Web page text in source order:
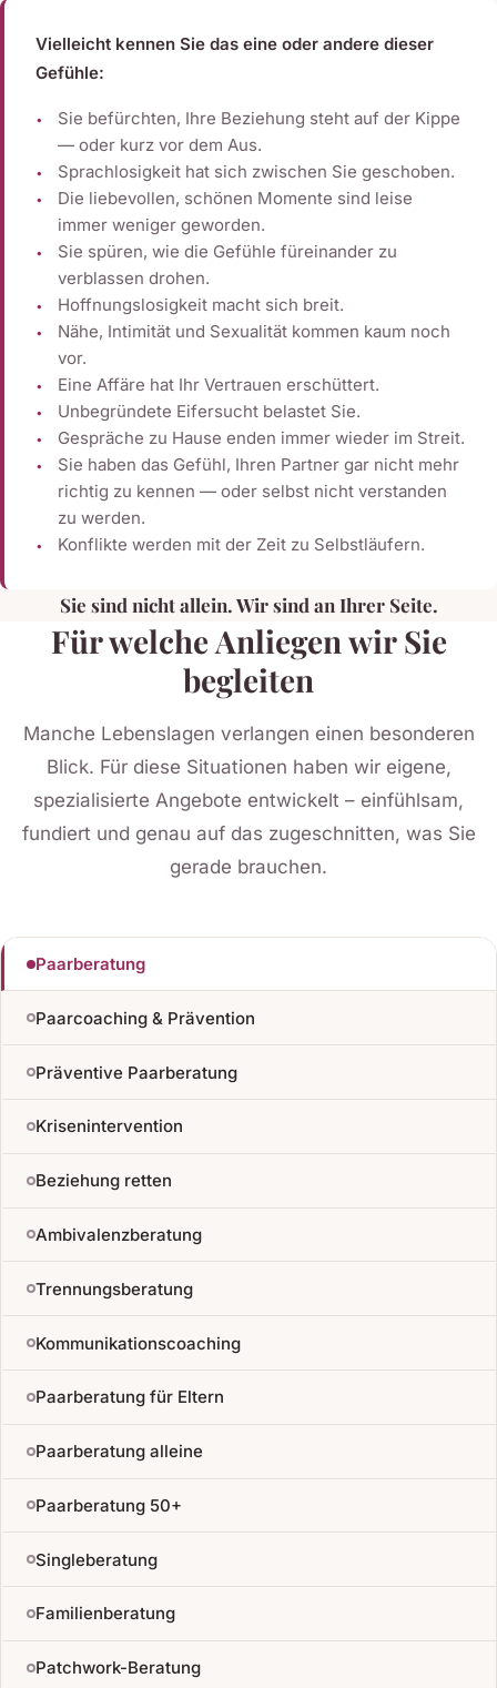
Vielleicht kennen Sie das eine oder andere dieser
Gefühle:
Sie befürchten, Ihre Beziehung steht auf der Kippe
— oder kurz vor dem Aus.
Sprachlosigkeit hat sich zwischen Sie geschoben.
Die liebevollen, schönen Momente sind leise
immer weniger geworden.
Sie spüren, wie die Gefühle füreinander zu
verblassen drohen.
Hoffnungslosigkeit macht sich breit.
Nähe, Intimität und Sexualität kommen kaum noch
vor.
Eine Affäre hat Ihr Vertrauen erschüttert.
Unbegründete Eifersucht belastet Sie.
Gespräche zu Hause enden immer wieder im Streit.
Sie haben das Gefühl, Ihren Partner gar nicht mehr
richtig zu kennen — oder selbst nicht verstanden
zu werden.
Konflikte werden mit der Zeit zu Selbstläufern.
Sie sind nicht allein. Wir sind an Ihrer Seite.
Für welche Anliegen wir Sie
begleiten
Manche Lebenslagen verlangen einen besonderen
Blick. Für diese Situationen haben wir eigene,
spezialisierte Angebote entwickelt – einfühlsam,
fundiert und genau auf das zugeschnitten, was Sie
gerade brauchen.
Paarberatung
Paarcoaching & Prävention
Präventive Paarberatung
Krisenintervention
Beziehung retten
Ambivalenzberatung
Trennungsberatung
Kommunikationscoaching
Paarberatung für Eltern
Paarberatung alleine
Paarberatung 50+
Singleberatung
Familienberatung
Patchwork-Beratung